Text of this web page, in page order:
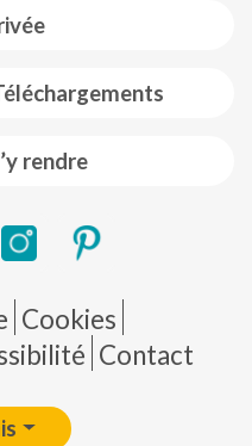
rendre
de página
Cookies
Contact